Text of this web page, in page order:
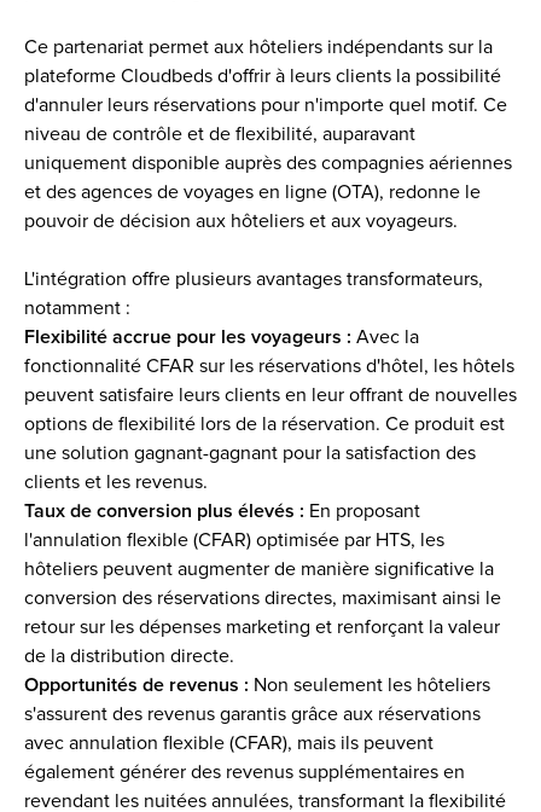
Ce partenariat permet aux hôteliers indépendants sur la
plateforme Cloudbeds d'offrir à leurs clients la possibilité
d'annuler leurs réservations pour n'importe quel motif. Ce
niveau de contrôle et de flexibilité, auparavant
uniquement disponible auprès des compagnies aériennes
et des agences de voyages en ligne (OTA), redonne le
pouvoir de décision aux hôteliers et aux voyageurs.
L'intégration offre plusieurs avantages transformateurs,
notamment :
Flexibilité accrue pour les voyageurs : Avec la
fonctionnalité CFAR sur les réservations d'hôtel, les hôtels
peuvent satisfaire leurs clients en leur offrant de nouvelles
options de flexibilité lors de la réservation. Ce produit est
une solution gagnant-gagnant pour la satisfaction des
clients et les revenus.
Taux de conversion plus élevés : En proposant
l'annulation flexible (CFAR) optimisée par HTS, les
hôteliers peuvent augmenter de manière significative la
conversion des réservations directes, maximisant ainsi le
retour sur les dépenses marketing et renforçant la valeur
de la distribution directe.
Opportunités de revenus : Non seulement les hôteliers
s'assurent des revenus garantis grâce aux réservations
avec annulation flexible (CFAR), mais ils peuvent
également générer des revenus supplémentaires en
revendant les nuitées annulées, transformant la flexibilité